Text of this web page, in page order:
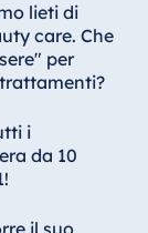
lieti di
care. Che
per
i
da 10